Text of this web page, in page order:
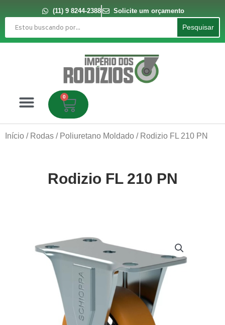
conteúdo
(11) 9 8244-2388
Solicite um orçamento
Pesquisar
Pesquisar
0
Carrinho
Início / Rodas / Poliuretano Moldado / Rodizio FL 210 PN
Rodizio FL 210 PN